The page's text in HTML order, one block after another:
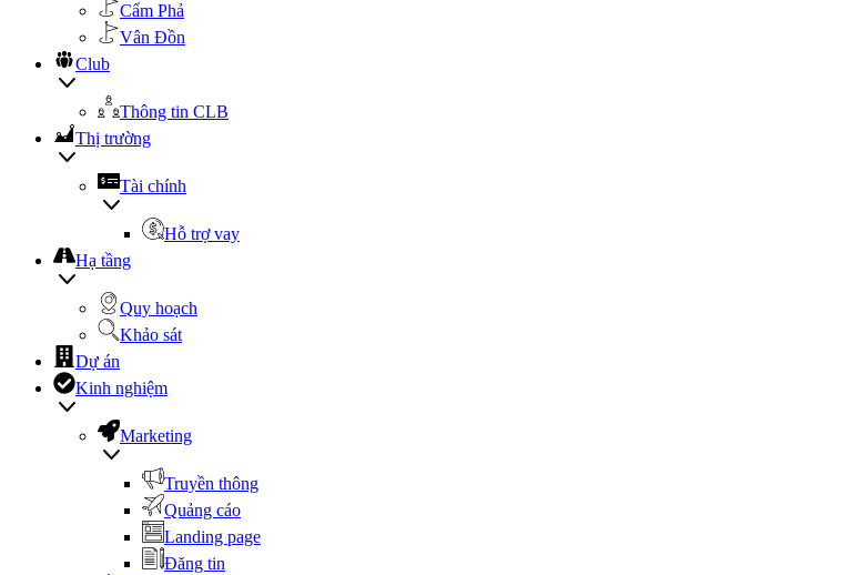
Cẩm Phả
Vân Đồn
Club
Thông tin CLB
Thị trường
Tài chính
Hỗ trợ vay
Hạ tầng
Quy hoạch
Khảo sát
Dự án
Kinh nghiệm
Marketing
Truyền thông
Quảng cáo
Landing page
Đăng tin